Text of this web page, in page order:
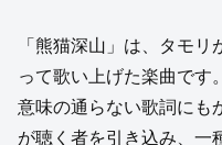
「熊猫深山」は、タモ
って歌い上げた楽曲です。
意味の通らない歌詞にも
が聴く者を引き込み、一